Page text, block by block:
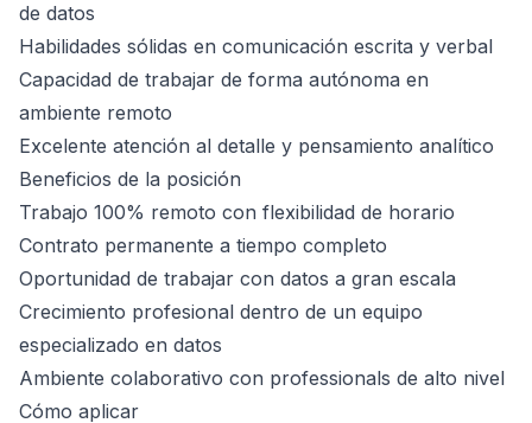
de datos
Habilidades sólidas en comunicación escrita y verbal
Capacidad de trabajar de forma autónoma en
ambiente remoto
Excelente atención al detalle y pensamiento analítico
Beneficios de la posición
Trabajo 100% remoto con flexibilidad de horario
Contrato permanente a tiempo completo
Oportunidad de trabajar con datos a gran escala
Crecimiento profesional dentro de un equipo
especializado en datos
Ambiente colaborativo con professionals de alto nivel
Cómo aplicar